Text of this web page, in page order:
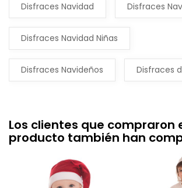
Disfraces Navidad Disfraces
Disfraces Navidad Niñas
Disfraces Navideños Disfraces
Los clientes que compraron
producto también han